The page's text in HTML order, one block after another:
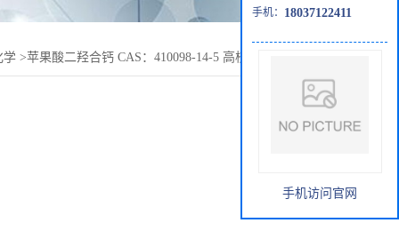
学 >苹果酸二羟合钙 CAS：410098-14-5 高校研究所先发后付
手机： 18037122411
手机访问官网